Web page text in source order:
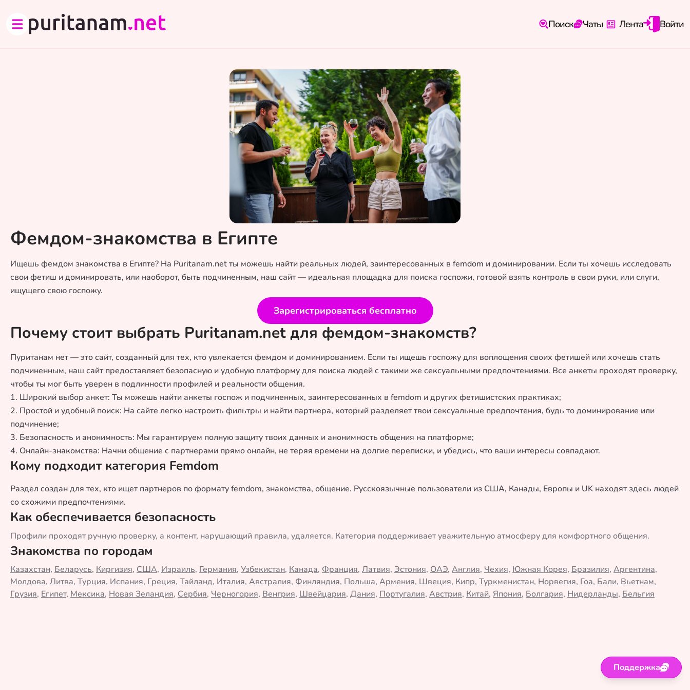
Поиск Чаты Лента Войти
Фемдом-знакомства в Египте
Ищешь фемдом знакомства в Египте? На Puritanam.net ты можешь найти реальных людей, заинтересованных в femdom и доминировании. Если ты хочешь исследовать
свои фетиш и доминировать, или наоборот, быть подчиненным, наш сайт — идеальная площадка для поиска госпожи, готовой взять контроль в свои руки, или слуги,
ищущего свою госпожу.
Зарегистрироваться бесплатно
Почему стоит выбрать Puritanam.net для фемдом-знакомств?
Пуританам нет — это сайт, созданный для тех, кто увлекается фемдом и доминированием. Если ты ищешь госпожу для воплощения своих фетишей или хочешь стать
подчиненным, наш сайт предоставляет безопасную и удобную платформу для поиска людей с такими же сексуальными предпочтениями. Все анкеты проходят проверку,
чтобы ты мог быть уверен в подлинности профилей и реальности общения.
1. Широкий выбор анкет: Ты можешь найти анкеты госпож и подчиненных, заинтересованных в femdom и других фетишистских практиках;
2. Простой и удобный поиск: На сайте легко настроить фильтры и найти партнера, который разделяет твои сексуальные предпочтения, будь то доминирование или
подчинение;
3. Безопасность и анонимность: Мы гарантируем полную защиту твоих данных и анонимность общения на платформе;
4. Онлайн-знакомства: Начни общение с партнерами прямо онлайн, не теряя времени на долгие переписки, и убедись, что ваши интересы совпадают.
Кому подходит категория Femdom
Раздел создан для тех, кто ищет партнеров по формату femdom, знакомства, общение. Русскоязычные пользователи из США, Канады, Европы и UK находят здесь людей
со схожими предпочтениями.
Как обеспечивается безопасность
Профили проходят ручную проверку, а контент, нарушающий правила, удаляется. Категория поддерживает уважительную атмосферу для комфортного общения.
Знакомства по городам
Казахстан, Беларусь, Киргизия, США, Израиль, Германия, Узбекистан, Канада, Франция, Латвия, Эстония, ОАЭ, Англия, Чехия, Южная Корея, Бразилия, Аргентина,
Молдова, Литва, Турция, Испания, Греция, Тайланд, Италия, Австралия, Финляндия, Польша, Армения, Швеция, Кипр, Туркменистан, Норвегия, Гоа, Бали, Вьетнам,
Грузия, Египет, Мексика, Новая Зеландия, Сербия, Черногория, Венгрия, Швейцария, Дания, Португалия, Австрия, Китай, Япония, Болгария, Нидерланды, Бельгия
Поддержка